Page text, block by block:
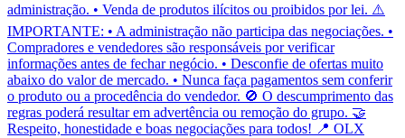
administração. • Venda de produtos ilícitos ou proibidos por lei. ⚠️
IMPORTANTE: • A administração não participa das negociações. •
Compradores e vendedores são responsáveis por verificar
informações antes de fechar negócio. • Desconfie de ofertas muito
abaixo do valor de mercado. • Nunca faça pagamentos sem conferir
o produto ou a procedência do vendedor. 🚫 O descumprimento das
regras poderá resultar em advertência ou remoção do grupo. 🤝
Respeito, honestidade e boas negociações para todos! 📍 OLX